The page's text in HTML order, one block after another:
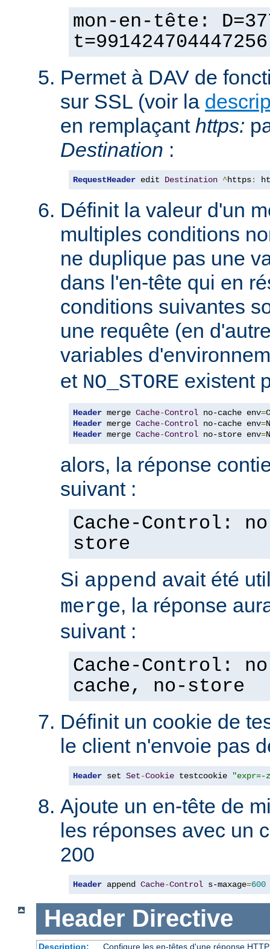
mon-en-tête:
Permet à DAV de
sur SSL (voir la
en remplaçant https:
Destination :
RequestHeader edit Destination ^https:
Définit la valeur d'un
multiples conditions
ne duplique pas une
dans l'en-tête qui en
conditions suivantes
une requête (en
variables
et NO_STORE existent
Header merge Cache-Control no-cache env=
Header merge Cache-Control no-cache env=
Header merge Cache-Control no-store env=
alors, la réponse
suivant :
Cache-Control:
store
Si append avait été
merge, la réponse
suivant :
Cache-Control:
cache, no-store
Définit un cookie de
le client n'envoie pas
Header set Set-Cookie testcookie "expr=-
Ajoute un en-tête de
les réponses avec un
200
Header append Cache-Control s-maxage=600
Header Directive
Description:
Configure les en-têtes d'une réponse HTTP